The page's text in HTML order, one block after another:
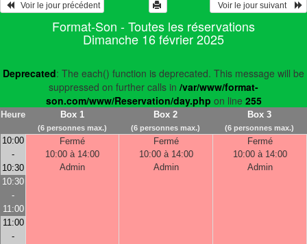
   Voir le jour précédent
  Voir le jour suivant
Format-Son - Toutes les réservations
Dimanche 16 février 2025
Deprecated: The each() function is deprecated. This message will be
suppressed on further calls in /var/www/format-
son.com/www/Reservation/day.php on line 255
Heure Box 1
(6 personnes max.)
Box 2
(6 personnes max.)
Box 3
(6 personnes max.)
10:00
-
10:30
Fermé
10:00 à 14:00
Admin
Fermé
10:00 à 14:00
Admin
Fermé
10:00 à 14:00
Admin
10:30
-
11:00
11:00
-